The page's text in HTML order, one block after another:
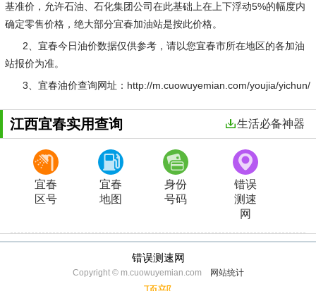
基准价，允许石油、石化集团公司在此基础上在上下浮动5%的幅度内
确定零售价格，绝大部分宜春加油站是按此价格。
2、宜春今日油价数据仅供参考，请以您宜春市所在地区的各加油
站报价为准。
3、宜春油价查询网址：http://m.cuowuyemian.com/youjia/yichun/
江西宜春实用查询 生活必备神器
宜春
区号
宜春
地图
身份
号码
错误
测速
网
错误测速网
Copyright © m.cuowuyemian.com 网站统计